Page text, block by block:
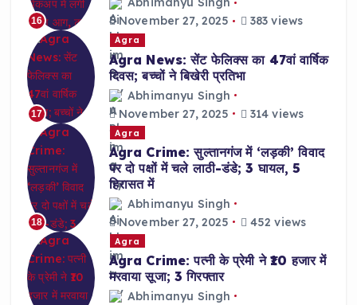
16
November 27, 2025
383 views
17
Agra
Agra News: सेंट फेलिक्स का 47वां वार्षिक
दिवस; बच्चों ने बिखेरी प्रतिभा
Abhimanyu Singh
November 27, 2025
314 views
18
Agra
Agra Crime: सुल्तानगंज में ‘लड़की’ विवाद
पर दो पक्षों में चले लाठी-डंडे; 3 घायल, 5
हिरासत में
Abhimanyu Singh
November 27, 2025
452 views
Agra
Agra Crime: पत्नी के प्रेमी ने ₹10 हजार में
मरवाया सूजा; 3 गिरफ्तार
Abhimanyu Singh